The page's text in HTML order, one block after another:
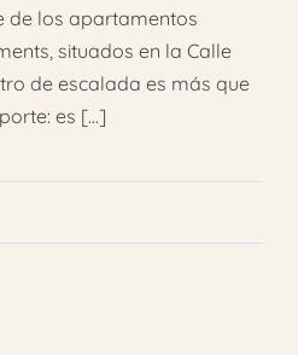
de los apartamentos
situados en la Calle
de escalada es más que
es [...]